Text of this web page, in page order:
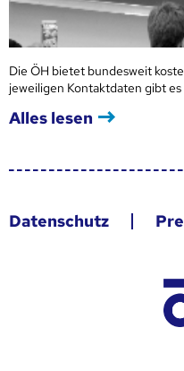
Die ÖH bietet bundesweit
jeweiligen Kontaktdaten gibt es
Alles lesen
Datenschutz